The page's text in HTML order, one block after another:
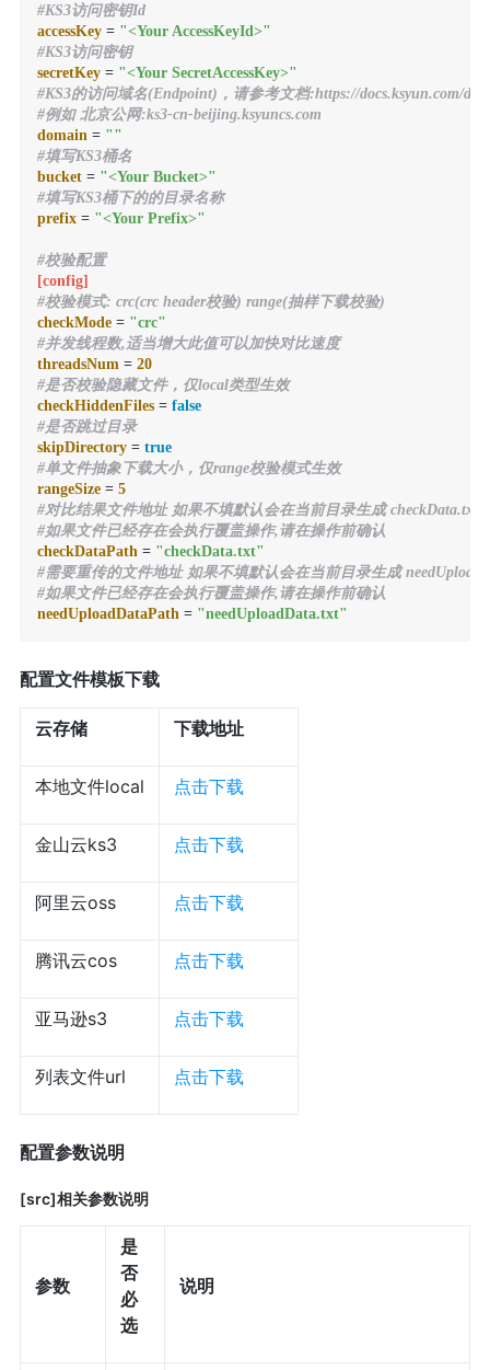
#KS3访问密钥Id
accessKey = "<Your AccessKeyId>"
#KS3访问密钥
secretKey = "<Your SecretAccessKey>"
#KS3的访问域名(Endpoint)，请参考文档:https://docs.ksyun.com/
#例如 北京公网:ks3-cn-beijing.ksyuncs.com
domain = ""
#填写KS3桶名
bucket = "<Your Bucket>"
#填写KS3桶下的的目录名称
prefix = "<Your Prefix>"
#校验配置
[config]
#校验模式: crc(crc header校验) range(抽样下载校验)
checkMode = "crc"
#并发线程数,适当增大此值可以加快对比速度
threadsNum = 20
#是否校验隐藏文件，仅local类型生效
checkHiddenFiles = false
#是否跳过目录
skipDirectory = true
#单文件抽象下载大小，仅range校验模式生效
rangeSize = 5
#对比结果文件地址 如果不填默认会在当前目录生成 checkData.txt
#如果文件已经存在会执行覆盖操作,请在操作前确认
checkDataPath = "checkData.txt"
#需要重传的文件地址 如果不填默认会在当前目录生成
#如果文件已经存在会执行覆盖操作,请在操作前确认
needUploadDataPath = "needUploadData.txt"
配置文件模板下载
云存储 下载地址
本地文件local 点击下载
金山云ks3 点击下载
阿里云oss 点击下载
腾讯云cos 点击下载
亚马逊s3 点击下载
列表文件url 点击下载
配置参数说明
[src]相关参数说明
参数
是
否
必
选
说明